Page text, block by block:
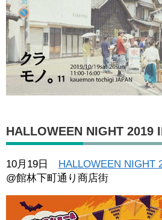
HALLOWEEN NIGHT 2019
10月19日
HALLOWEEN NIGHT
@館林下町通り商店街